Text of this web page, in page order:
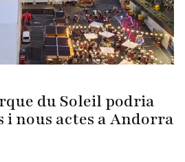
du Soleil podria
nous actes a Andorra